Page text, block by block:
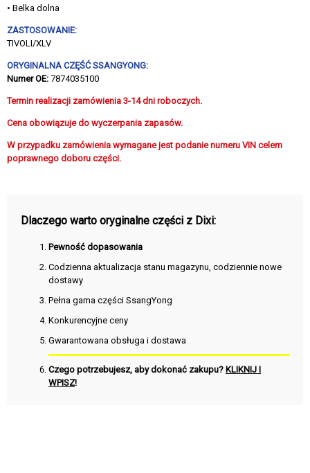
• Belka dolna
ZASTOSOWANIE:
TIVOLI/XLV
ORYGINALNA CZĘŚĆ SSANGYONG:
Numer OE: 7874035100
Termin realizacji zamówienia 3-14 dni roboczych.
Cena obowiązuje do wyczerpania zapasów.
W przypadku zamówienia wymagane jest podanie numeru VIN celem
poprawnego doboru części.
Dlaczego warto oryginalne części z Dixi:
Pewność dopasowania
Codzienna aktualizacja stanu magazynu, codziennie nowe
dostawy
Pełna gama części SsangYong
Konkurencyjne ceny
Gwarantowana obsługa i dostawa
Czego potrzebujesz, aby dokonać zakupu? KLIKNIJ I
WPISZ!